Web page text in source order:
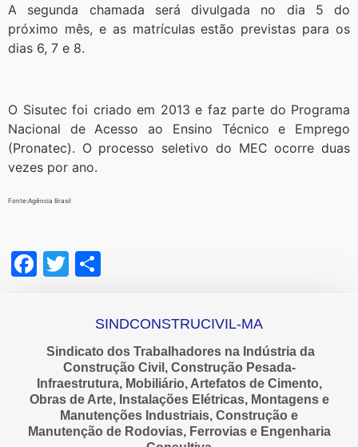
A segunda chamada será divulgada no dia 5 do
próximo mês, e as matrículas estão previstas para os
dias 6, 7 e 8.
O Sisutec foi criado em 2013 e faz parte do Programa
Nacional de Acesso ao Ensino Técnico e Emprego
(Pronatec). O processo seletivo do MEC ocorre duas
vezes por ano.
Fonte:Agência Brasil
Facebook
Twitter
SINDCONSTRUCIVIL-MA
Sindicato dos Trabalhadores na Indústria da
Construção Civil, Construção Pesada-
Infraestrutura, Mobiliário, Artefatos de Cimento,
Obras de Arte, Instalações Elétricas, Montagens e
Manutenções Industriais, Construção e
Manutenção de Rodovias, Ferrovias e Engenharia